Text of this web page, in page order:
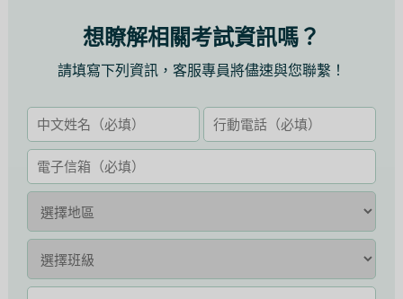
想瞭解相關考試資訊嗎？
請填寫下列資訊，客服專員將儘速與您聯繫！